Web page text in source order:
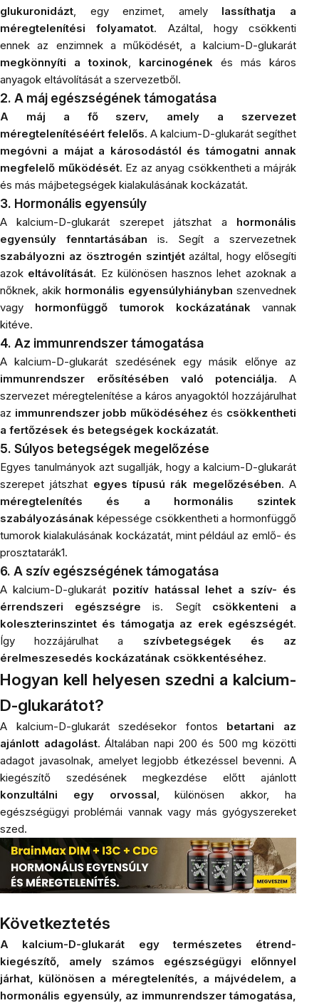
glukuronidázt, egy enzimet, amely lassíthatja a
méregtelenítési folyamatot. Azáltal, hogy csökkenti
ennek az enzimnek a működését, a kalcium-D-glukarát
megkönnyíti a toxinok, karcinogének és más káros
anyagok eltávolítását a szervezetből.
2. A máj egészségének támogatása
A máj a fő szerv, amely a szervezet
méregtelenítéséért felelős. A kalcium-D-glukarát segíthet
megóvni a májat a károsodástól és támogatni annak
megfelelő működését. Ez az anyag csökkentheti a májrák
és más májbetegségek kialakulásának kockázatát.
3. Hormonális egyensúly
A kalcium-D-glukarát szerepet játszhat a hormonális
egyensúly fenntartásában is. Segít a szervezetnek
szabályozni az ösztrogén szintjétazáltal, hogy elősegíti
azok eltávolítását. Ez különösen hasznos lehet azoknak a
nőknek, akik hormonális egyensúlyhiányban szenvednek
vagy hormonfüggő tumorok kockázatánakvannak
kitéve.
4. Az immunrendszer támogatása
A kalcium-D-glukarát szedésének egy másik előnye az
immunrendszer erősítésében való potenciálja. A
szervezet méregtelenítése a káros anyagoktól hozzájárulhat
az immunrendszer jobb működéséhez és csökkentheti
a fertőzések és betegségek kockázatát.
5. Súlyos betegségek megelőzése
Egyes tanulmányok azt sugallják, hogy a kalcium-D-glukarát
szerepet játszhat egyes típusú rák megelőzésében. A
méregtelenítés és a hormonális szintek
szabályozásának képessége csökkentheti a hormonfüggő
tumorok kialakulásának kockázatát, mint például az emlő- és
prosztatarák1.
6. A szív egészségének támogatása
A kalcium-D-glukarát pozitív hatással lehet a szív- és
érrendszeri egészségre is. Segít csökkenteni a
koleszterinszintet és támogatja az erek egészségét.
Így hozzájárulhat a szívbetegségek és az
érelmeszesedés kockázatának csökkentéséhez.
Hogyan kell helyesen szedni a kalcium-
D-glukarátot?
A kalcium-D-glukarát szedésekor fontos betartani az
ajánlott adagolást. Általában napi 200 és 500 mg közötti
adagot javasolnak, amelyet legjobb étkezéssel bevenni. A
kiegészítő szedésének megkezdése előtt ajánlott
konzultálni egy orvossal, különösen akkor, ha
egészségügyi problémái vannak vagy más gyógyszereket
szed.
Következtetés
A kalcium-D-glukarát egy természetes étrend-
kiegészítő, amely számos egészségügyi előnnyel
járhat, különösen a méregtelenítés, a májvédelem, a
hormonális egyensúly, az immunrendszer támogatása,